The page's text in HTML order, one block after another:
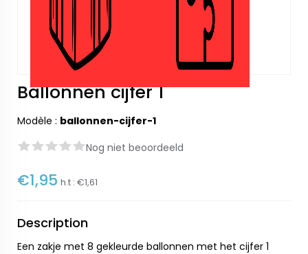
Ballonnen cijfer 1
Modèle : ballonnen-cijfer-1
Nog niet beoordeeld
€1,95 h.t : €1,61
Description
Een zakje met 8 gekleurde ballonnen met het cijfer 1